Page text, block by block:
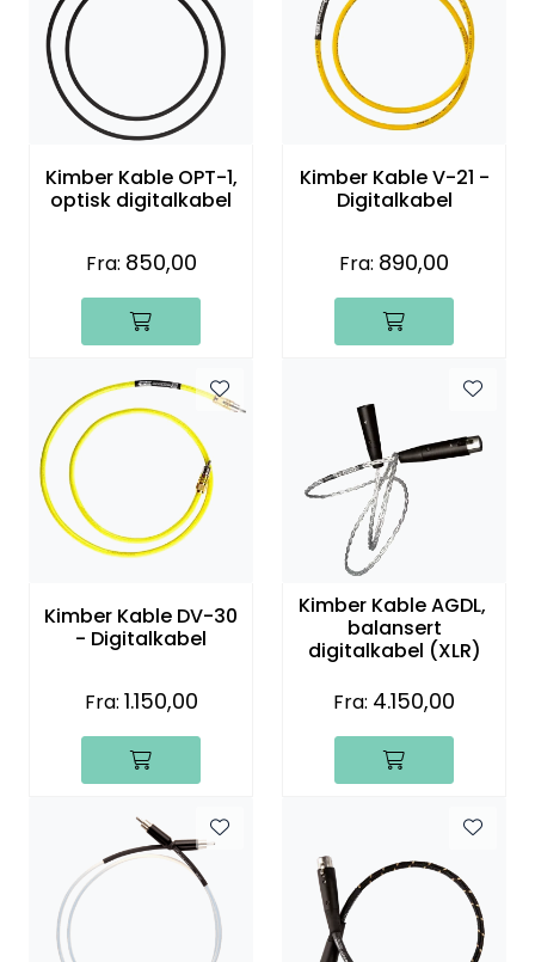
Kimber Kable OPT-1,
optisk digitalkabel
Fra: 850,00
Kimber Kable V-21 -
Digitalkabel
Fra: 890,00
Kimber Kable DV-30
- Digitalkabel
Fra: 1.150,00
Kimber Kable AGDL,
balansert
digitalkabel (XLR)
Fra: 4.150,00